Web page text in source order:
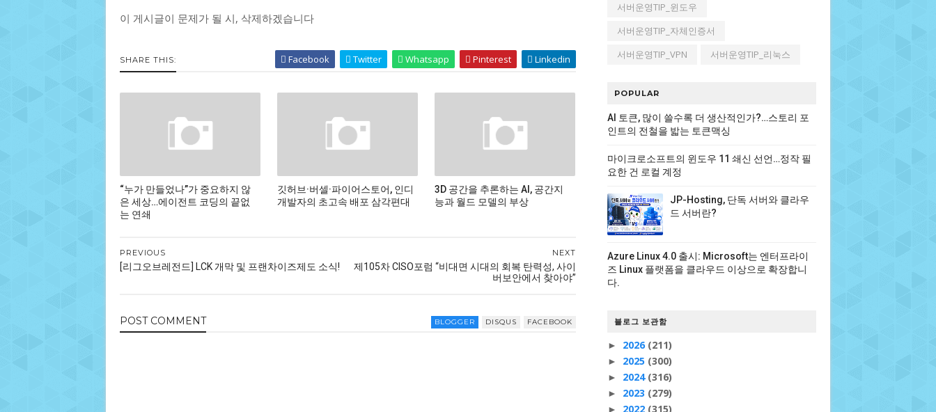
이 게시글이 문제가 될 시, 삭제하겠습니다
SHARE THIS: Facebook Twitter Whatsapp Pinterest Linkedin
“누가 만들었나”가 중요하지 않
은 세상…에이전트 코딩의 끝없
는 연쇄
깃허브·버셀·파이어스토어, 인디
개발자의 초고속 배포 삼각편대
3D 공간을 추론하는 AI, 공간지
능과 월드 모델의 부상
NEXT
제105차 CISO포럼 “비대면 시대의 회복 탄력성, 사이
버보안에서 찾아야”
PREVIOUS
[리그오브레전드] LCK 개막 및 프랜차이즈제도 소식!
POST COMMENT BLOGGER DISQUS FACEBOOK
서버운영TIP_윈도우
서버운영TIP_자체인증서
서버운영TIP_VPN
서버운영TIP_리눅스
POPULAR
AI 토큰, 많이 쓸수록 더 생산적인가?…스토리 포
인트의 전철을 밟는 토큰맥싱
마이크로소프트의 윈도우 11 쇄신 선언…정작 필
요한 건 로컬 계정
JP-Hosting, 단독 서버와 클라우
드 서버란?
Azure Linux 4.0 출시: Microsoft는 엔터프라이
즈 Linux 플랫폼을 클라우드 이상으로 확장합니
다.
블로그 보관함
► 2026 (211)
► 2025 (300)
► 2024 (316)
► 2023 (279)
► 2022 (315)